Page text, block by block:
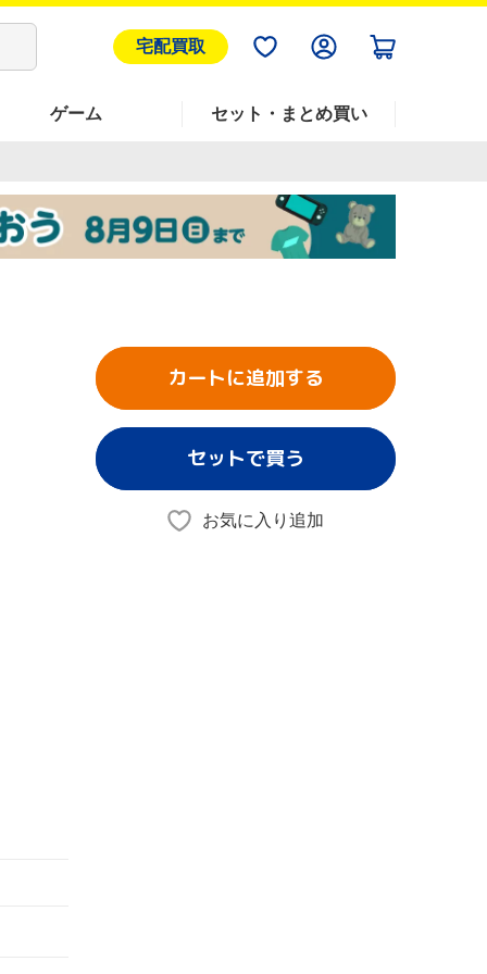
宅配買取
ゲーム セット・まとめ買い
カートに追加する
セットで買う
お気に入り追加